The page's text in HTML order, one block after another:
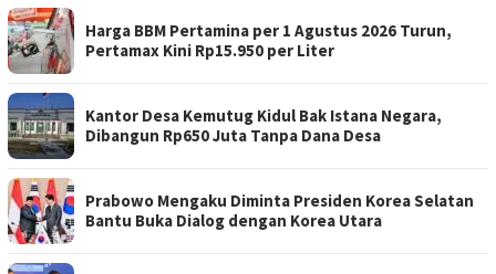
Harga BBM Pertamina per 1 Agustus 2026 Turun,
Pertamax Kini Rp15.950 per Liter
Kantor Desa Kemutug Kidul Bak Istana Negara,
Dibangun Rp650 Juta Tanpa Dana Desa
Prabowo Mengaku Diminta Presiden Korea Selatan
Bantu Buka Dialog dengan Korea Utara